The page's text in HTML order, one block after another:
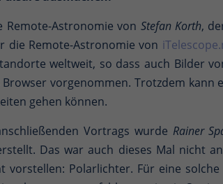
Remote-Astronomie von Stefan Korth,
die Remote-Astronomie von
weltweit, so dass auch Bilder
vorgenommen. Trotzdem
gehen können.
Vortrags wurde Rainer
Das war auch dieses Mal nicht
vorstellen: Polarlichter. Für eine